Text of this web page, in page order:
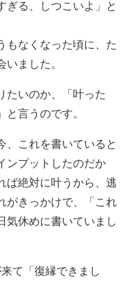
ぎる、しつこいよ」と
もなくなった頃に、た
ました。
たいのか、「叶った
言うのです。
、これを書いていると
ンプットしたのだか
ば絶対に叶うから、逃
がきっかけで、「これ
気休めに書いていまし
て「復縁できまし